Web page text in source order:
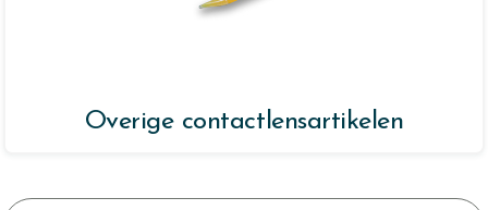
Overige contactlensartikelen